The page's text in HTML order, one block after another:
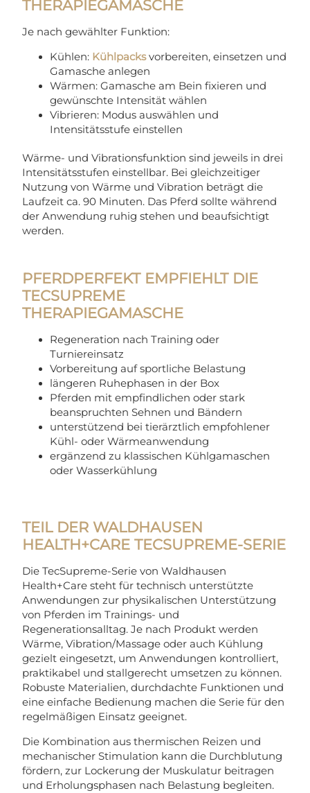
THERAPIEGAMASCHE
Je nach gewählter Funktion:
Kühlen: Kühlpacks vorbereiten, einsetzen und
Gamasche anlegen
Wärmen: Gamasche am Bein fixieren und
gewünschte Intensität wählen
Vibrieren: Modus auswählen und
Intensitätsstufe einstellen
Wärme- und Vibrationsfunktion sind jeweils in drei
Intensitätsstufen einstellbar. Bei gleichzeitiger
Nutzung von Wärme und Vibration beträgt die
Laufzeit ca. 90 Minuten. Das Pferd sollte während
der Anwendung ruhig stehen und beaufsichtigt
werden.
PFERDPERFEKT EMPFIEHLT DIE
TECSUPREME
THERAPIEGAMASCHE
Regeneration nach Training oder
Turniereinsatz
Vorbereitung auf sportliche Belastung
längeren Ruhephasen in der Box
Pferden mit empfindlichen oder stark
beanspruchten Sehnen und Bändern
unterstützend bei tierärztlich empfohlener
Kühl- oder Wärmeanwendung
ergänzend zu klassischen Kühlgamaschen
oder Wasserkühlung
TEIL DER WALDHAUSEN
HEALTH+CARE TECSUPREME-SERIE
Die TecSupreme-Serie von Waldhausen
Health+Care steht für technisch unterstützte
Anwendungen zur physikalischen Unterstützung
von Pferden im Trainings- und
Regenerationsalltag. Je nach Produkt werden
Wärme, Vibration/Massage oder auch Kühlung
gezielt eingesetzt, um Anwendungen kontrolliert,
praktikabel und stallgerecht umsetzen zu können.
Robuste Materialien, durchdachte Funktionen und
eine einfache Bedienung machen die Serie für den
regelmäßigen Einsatz geeignet.
Die Kombination aus thermischen Reizen und
mechanischer Stimulation kann die Durchblutung
fördern, zur Lockerung der Muskulatur beitragen
und Erholungsphasen nach Belastung begleiten.